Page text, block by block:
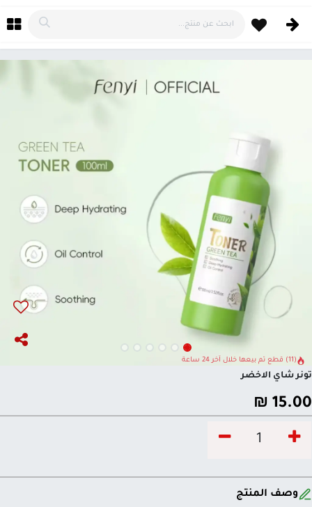
(11) قطع تم بيعها خلال آخر 24 ساعة
تونر شاي الاخضر
15.00
₪
وصف المنتج